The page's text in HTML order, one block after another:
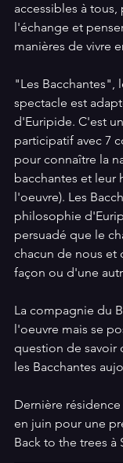
accessibles à
l'échange et
manières de vivre
"Les Bacchantes",
spectacle est
d'Euripide. C'est
participatif avec 7
pour connaître la
bacchantes et leur
l'oeuvre). Les
philosophie
persuadé que le
chacun de nous
façon ou d'une
La compagnie du
l'oeuvre mais se
question de savoir
les Bacchantes
Dernière
en juin pour une
Back to the trees à